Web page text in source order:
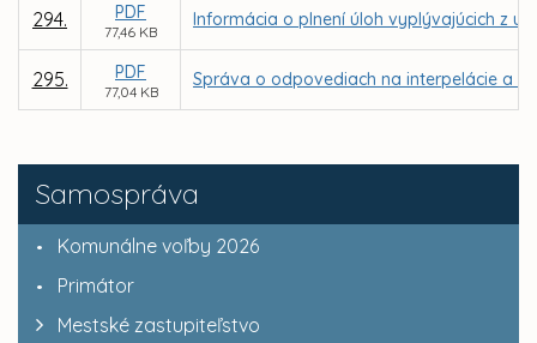
Samospráva
Komunálne voľby 2026
Primátor
Mestské zastupiteľstvo
294. PDF
77,46 KB
Informácia o plnení úloh vyplývajúcich z
295. PDF
77,04 KB
Správa o odpovediach na interpelácie a